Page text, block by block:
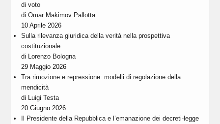
di voto
diOmar Makimov Pallotta
10 Aprile 2026
Sulla rilevanza giuridica della verità nella prospettiva
costituzionale
di
Lorenzo Bologna
29 Maggio 2026
Tra rimozione e repressione: modelli di regolazione della
mendicità
di
Luigi Testa
20 Giugno 2026
Il Presidente della Repubblica e l’emanazione dei decreti-legge